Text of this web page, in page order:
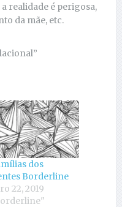
a realidade é perigosa,
da mãe, etc.
dos
Borderline
22, 2019